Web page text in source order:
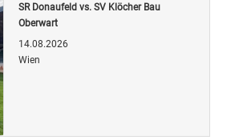
SR Donaufeld vs. SV Klöcher Bau
Oberwart
14.08.2026
Wien